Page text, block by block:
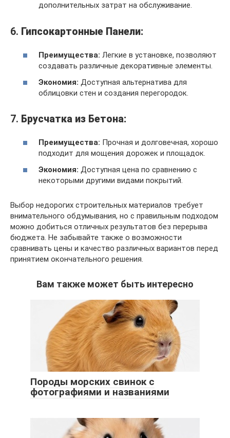
дополнительных затрат на обслуживание.
6. Гипсокартонные Панели:
Преимущества: Легкие в установке, позволяют
создавать различные декоративные элементы.
Экономия: Доступная альтернатива для
облицовки стен и создания перегородок.
7. Брусчатка из Бетона:
Преимущества: Прочная и долговечная, хорошо
подходит для мощения дорожек и площадок.
Экономия: Доступная цена по сравнению с
некоторыми другими видами покрытий.
Выбор недорогих строительных материалов требует
внимательного обдумывания, но с правильным подходом
можно добиться отличных результатов без перерыва
бюджета. Не забывайте также о возможности
сравнивать цены и качество различных вариантов перед
принятием окончательного решения.
Вам также может быть интересно
Породы морских свинок с
фотографиями и названиями